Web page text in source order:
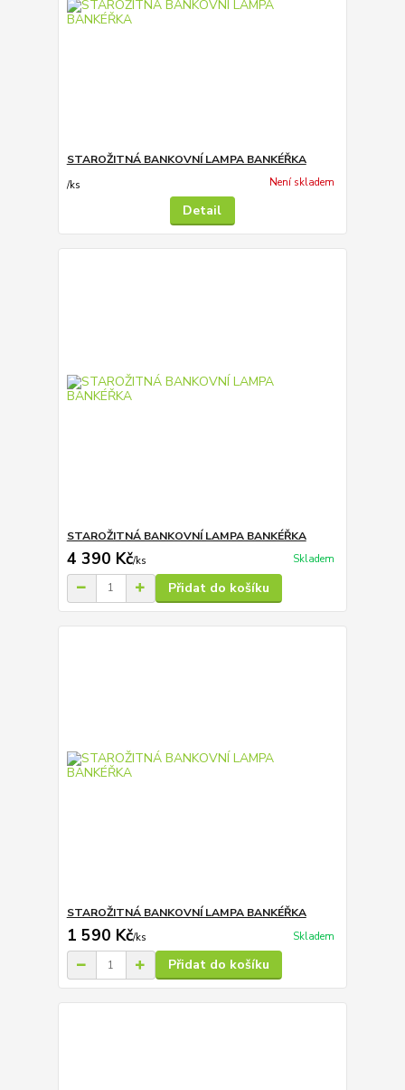
STAROŽITNÁ BANKOVNÍ LAMPA BANKÉŘKA
/ks Není skladem
Detail
STAROŽITNÁ BANKOVNÍ LAMPA BANKÉŘKA
4 390 Kč/ks Skladem
Přidat do košíku
STAROŽITNÁ BANKOVNÍ LAMPA BANKÉŘKA
1 590 Kč/ks Skladem
Přidat do košíku